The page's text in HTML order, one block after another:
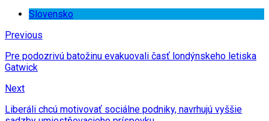
Slovensko
Previous
Pre podozrivú batožinu evakuovali časť londýnskeho letiska
Gatwick
Next
Liberáli chcú motivovať sociálne podniky, navrhujú vyššie